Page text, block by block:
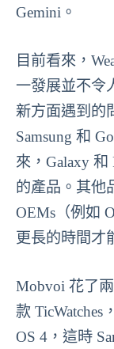
Gemini。
目前看來，
一發展並不令
新方面遇到的
Samsung 和
來，Galaxy
的產品。其他
OEMs（例如
更長的時間才
Mobvoi 花了
款 TicWatches
OS 4，這時